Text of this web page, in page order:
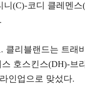
(C)-코디 클레멘스
리블랜드는 트래
호스킨스(DH)-브
인업으로 맞섰다.